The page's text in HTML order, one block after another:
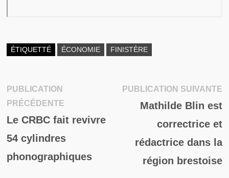
ÉTIQUETTÉ ÉCONOMIE FINISTÈRE
Navigation
de
l’article
PUBLICATION
PRÉCÉDENTEPublication
précédente :
Le CRBC fait revivre
54 cylindres
phonographiques
PUBLICATION SUIVANTE
Mathilde Blin est
correctrice et
rédactrice dans la
région brestoise